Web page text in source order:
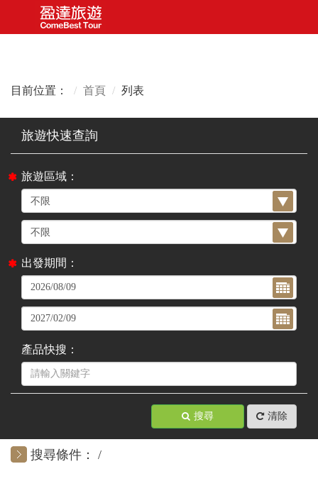
目前位置： 首頁 列表
旅遊區域：
出發期間：
產品快搜：
搜尋 清除
搜尋條件：